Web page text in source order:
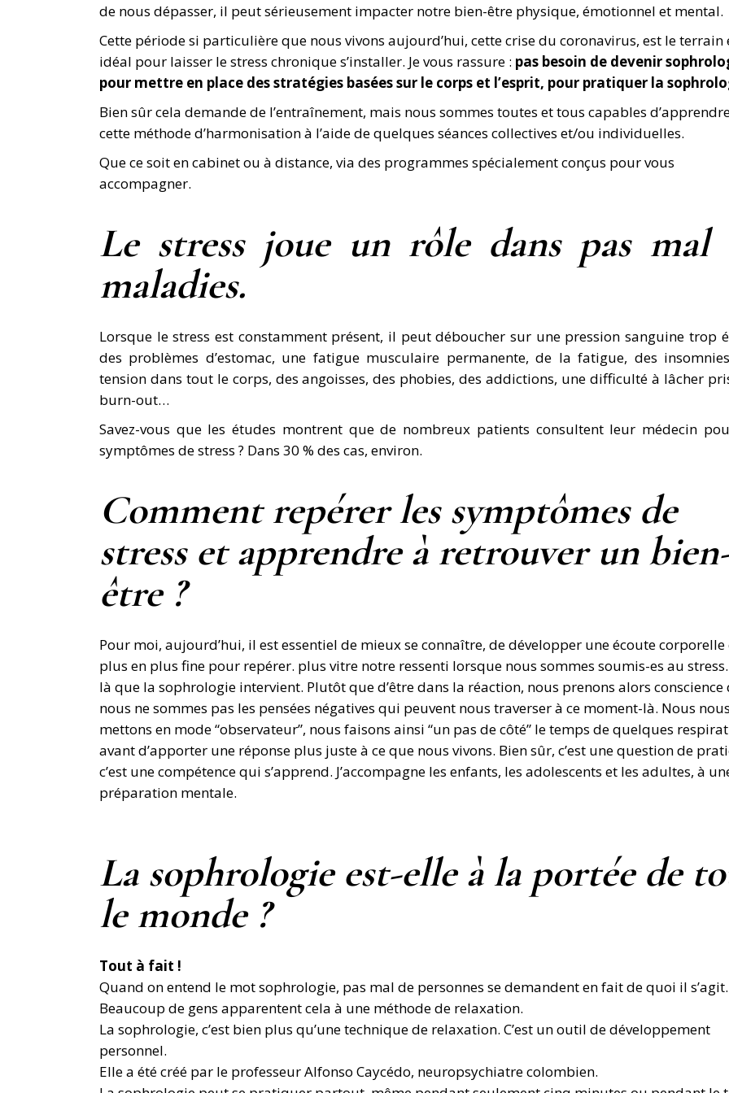
de nous dépasser, il peut sérieusement impacter notre bien-être physique, émotionnel et mental.
Cette période si particulière que nous vivons aujourd’hui, cette crise du coronavirus, est le terrain
idéal pour laisser le stress chronique s’installer. Je vous rassure : pas besoin de devenir
pour mettre en place des stratégies basées sur le corps et l’esprit, pour pratiquer la
Bien sûr cela demande de l’entraînement, mais nous sommes toutes et tous capables
cette méthode d’harmonisation à l’aide de quelques séances collectives et/ou individuelles.
Que ce soit en cabinet ou à distance, via des programmes spécialement conçus pour vous
accompagner.
Le stress joue un rôle dans pas mal
maladies.
Lorsque le stress est constamment présent, il peut déboucher sur une pression sanguine trop
des problèmes d’estomac, une fatigue musculaire permanente, de la fatigue, des
tension dans tout le corps, des angoisses, des phobies, des addictions, une difficulté à lâcher
burn-out…
Savez-vous que les études montrent que de nombreux patients consultent leur médecin
symptômes de stress ? Dans 30 % des cas, environ.
Comment repérer les symptômes de
stress et apprendre à retrouver un
être ?
Pour moi, aujourd’hui, il est essentiel de mieux se connaître, de développer une écoute corporelle
plus en plus fine pour repérer. plus vitre notre ressenti lorsque nous sommes soumis-es au stress.
là que la sophrologie intervient. Plutôt que d’être dans la réaction, nous prenons alors conscience
nous ne sommes pas les pensées négatives qui peuvent nous traverser à ce moment-là. Nous
mettons en mode “observateur”, nous faisons ainsi “un pas de côté” le temps de quelques
avant d’apporter une réponse plus juste à ce que nous vivons. Bien sûr, c’est une question de
c’est une compétence qui s’apprend. J’accompagne les enfants, les adolescents et les adultes, à
préparation mentale.
La sophrologie est-elle à la portée de
le monde ?
Tout à fait !
Quand on entend le mot sophrologie, pas mal de personnes se demandent en fait de quoi il
Beaucoup de gens apparentent cela à une méthode de relaxation.
La sophrologie, c’est bien plus qu’une technique de relaxation. C’est un outil de développement
personnel.
Elle a été créé par le professeur Alfonso Caycédo, neuropsychiatre colombien.